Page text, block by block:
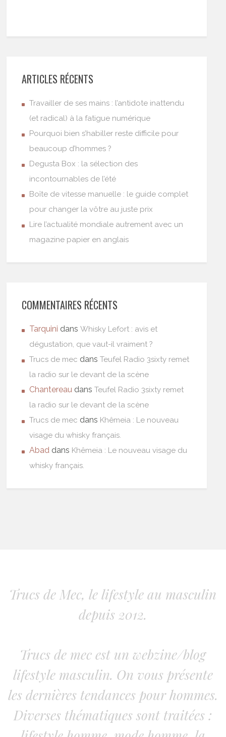
ARTICLES RÉCENTS
Travailler de ses mains : l’antidote inattendu
(et radical) à la fatigue numérique
Pourquoi bien s’habiller reste difficile pour
beaucoup d’hommes ?
Degusta Box : la sélection des
incontournables de l’été
Boîte de vitesse manuelle : le guide complet
pour changer la vôtre au juste prix
Lire l’actualité mondiale autrement avec un
magazine papier en anglais
COMMENTAIRES RÉCENTS
Tarquini dansWhisky Lefort : avis et
dégustation, que vaut-il vraiment ?
Trucs de mec dansTeufel Radio 3sixty remet
la radio sur le devant de la scène
Chantereau dansTeufel Radio 3sixty remet
la radio sur le devant de la scène
Trucs de mec dans Khêmeia : Le nouveau
visage du whisky français.
Abad dans Khêmeia : Le nouveau visage du
whisky français.
Trucs de Mec, le lifestyle au masculin
depuis 2012.
Trucs de mec est un webzine/blog
lifestyle masculin. On vous présente
les dernières tendances pour hommes.
Diverses thématiques sont traitées :